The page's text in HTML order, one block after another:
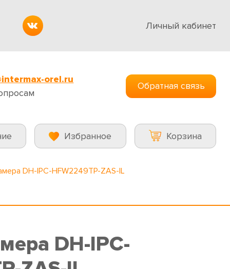
Личный кабинет
orel.ru
Обратная связь
Избранное Корзина
DH-IPC-HFW2249TP-ZAS-IL
DH-IPC-